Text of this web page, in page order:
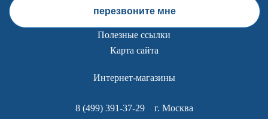
перезвоните мне
Полезные ссылки
Карта сайта
Интернет-магазины
8 (499) 391-37-29г. Москва